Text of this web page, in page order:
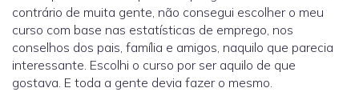
contrário de muita gente, não consegui escolher o meu
curso com base nas estatísticas de emprego, nos
conselhos dos pais, família e amigos, naquilo que parecia
interessante. Escolhi o curso por ser aquilo de que
gostava. E toda a gente devia fazer o mesmo.